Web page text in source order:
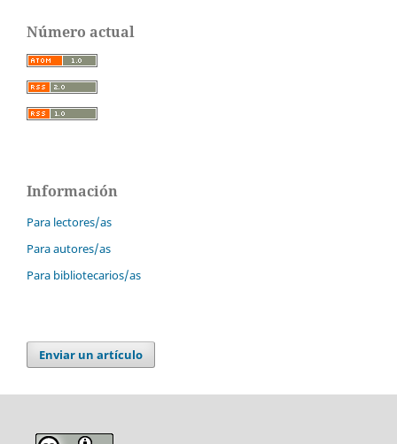
Número actual
Información
Para lectores/as
Para autores/as
Para bibliotecarios/as
Enviar un artículo